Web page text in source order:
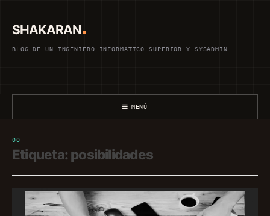
contenido
SHAKARAN
BLOG DE UN INGENIERO INFORMÁTICO SUPERIOR Y SYSADMIN
MENÚ
Etiqueta: posibilidades